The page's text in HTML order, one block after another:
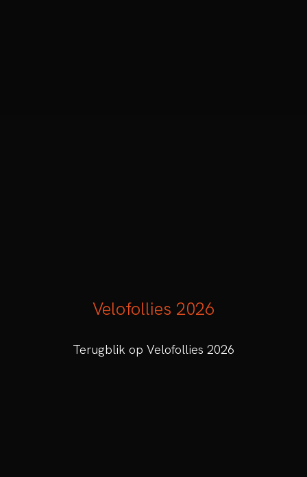
Velofollies 2026
Terugblik op Velofollies 2026